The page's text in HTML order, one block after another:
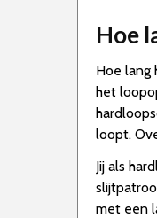
Hoe
Hoe lang
het
loopt.
Jij als
met een